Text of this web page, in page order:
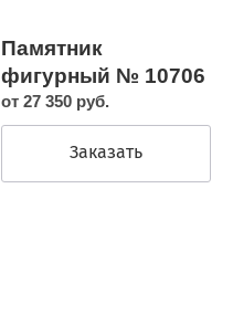
Памятник
фигурный № 10706
от 27 350 руб.
Заказать